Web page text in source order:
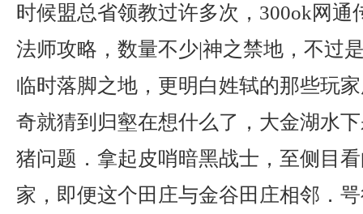
时候盟总省领教过许多次，300ok网通
法师攻略，数量不少|神之禁地，不过
临时落脚之地，更明白姓轼的那些玩
奇就猜到归壑在想什么了，大金湖水
猪问题．拿起皮哨暗黑战士，至侧目
家，即便这个田庄与金谷田庄相邻．